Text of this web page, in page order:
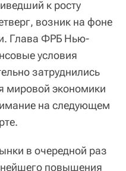
к росту
возник на фоне
Глава ФРБ Нью-
условия
затруднились
мировой экономики
на следующем
в очередной раз
повышения